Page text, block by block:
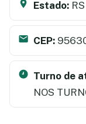
Estado: RS
CEP:
Turno de
NOS